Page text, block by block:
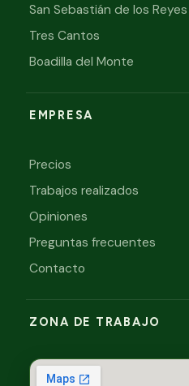
San Sebastián de los Reyes
Tres Cantos
Boadilla del Monte
EMPRESA
Precios
Trabajos realizados
Opiniones
Preguntas frecuentes
Contacto
ZONA DE TRABAJO